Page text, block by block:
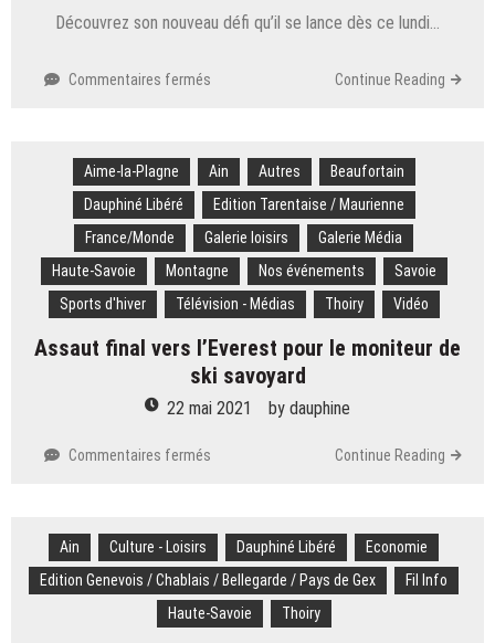
Découvrez son nouveau défi qu’il se lance dès ce lundi…
Commentaires fermés
est
le
quatrième
plus
jeune
Français
de
à
l’avoir
gravi
Continue Reading
Aime-la-Plagne Ain Autres
Beaufortain
Dauphiné Libéré
Edition Tarentaise / Maurienne
France/Monde
Galerie loisirs
Galerie Média
Haute-Savoie
Montagne Nos événements
Savoie
Sports d'hiver
Télévision - Médias Thoiry Vidéo
Assaut final vers l’Everest pour le moniteur de
ski savoyard
22 mai 2021 by dauphine
Commentaires fermés
l’Everest
pour
le
moniteur
Continue Reading
Ain Culture - Loisirs Dauphiné Libéré
Economie
Edition Genevois / Chablais / Bellegarde / Pays de Gex
Fil Info
Haute-Savoie
Thoiry